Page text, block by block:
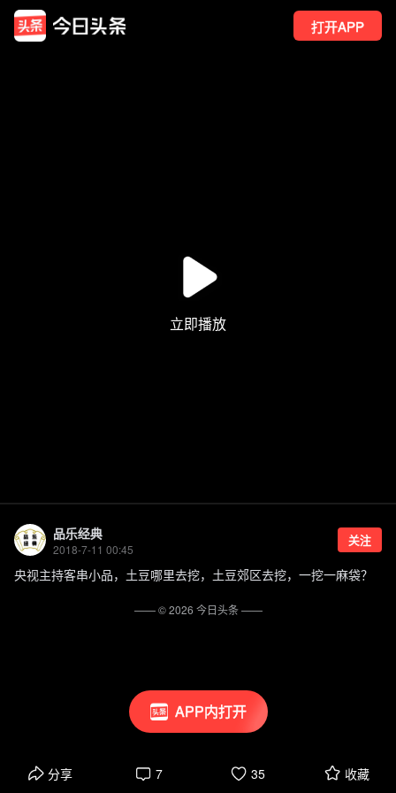
打开APP
APP内打开
品乐经典
2018-7-11 00:45
关注
央视主持客串小品，土豆哪里去挖，土豆郊区去挖，一挖一麻袋？
分享 7 35 收藏
—— ©2026 今日头条——